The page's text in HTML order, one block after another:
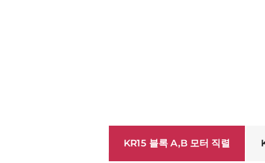
KR15 블록 A,B 모터 직렬